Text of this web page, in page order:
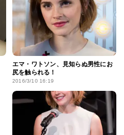
エマ・ワトソン、見知らぬ男性にお
尻を触られる！
2016/3/10 16:19